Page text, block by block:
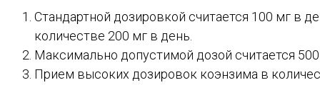
Стандартной дозировкой считается 100 мг в
количестве 200 мг в день.
Максимально допустимой дозой считается
Прием высоких дозировок коэнзима в